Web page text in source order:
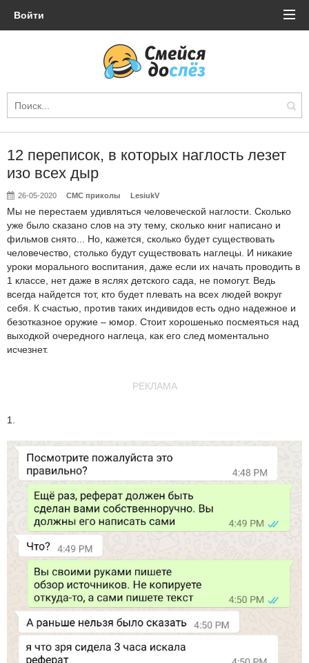
Войти
12 переписок, в которых наглость лезет
изо всех дыр
26-05-2020 СМС приколы LesiukV
Мы не перестаем удивляться человеческой наглости. Сколько
уже было сказано слов на эту тему, сколько книг написано и
фильмов снято... Но, кажется, сколько будет существовать
человечество, столько будут существовать наглецы. И никакие
уроки морального воспитания, даже если их начать проводить в
1 классе, нет даже в яслях детского сада, не помогут. Ведь
всегда найдется тот, кто будет плевать на всех людей вокруг
себя. К счастью, против таких индивидов есть одно надежное и
безотказное оружие – юмор. Стоит хорошенько посмеяться над
выходкой очередного наглеца, как его след моментально
исчезнет.
РЕКЛАМА
1.